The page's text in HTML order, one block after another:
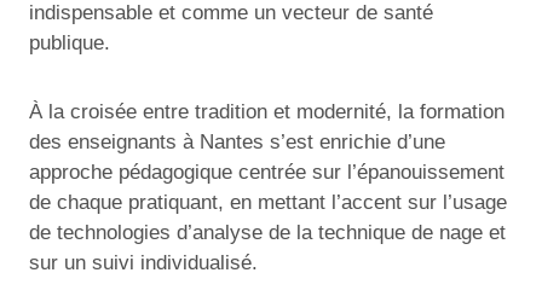
indispensable et comme un vecteur de santé
publique.
À la croisée entre tradition et modernité, la formation
des enseignants à Nantes s’est enrichie d’une
approche pédagogique centrée sur l’épanouissement
de chaque pratiquant, en mettant l’accent sur l’usage
de technologies d’analyse de la technique de nage et
sur un suivi individualisé.